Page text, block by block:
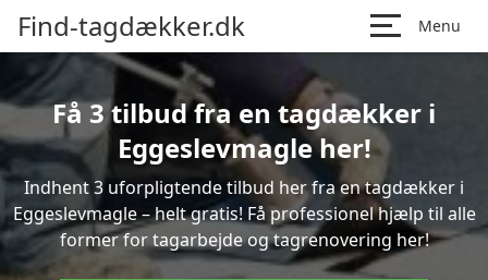
Find-tagdækker.dk Menu
Få 3 tilbud fra en tagdækker i
Eggeslevmagle her!
Indhent 3 uforpligtende tilbud her fra en tagdækker i
Eggeslevmagle – helt gratis! Få professionel hjælp til alle
former for tagarbejde og tagrenovering her!